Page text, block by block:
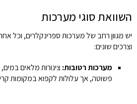
השוואת סוגי מערכות
יש מגוון רחב של מערכות ספרינקלרים, וכל
וצרכים שונים:
מערכות רטובות:צינורות מלאים
פשוטה, אך עלולות לקפוא במקומות